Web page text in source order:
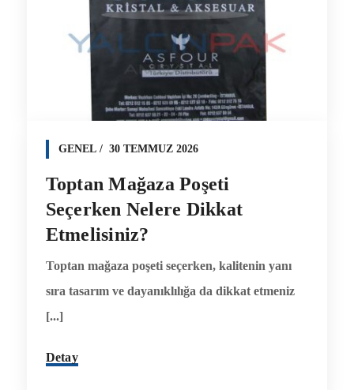
GENEL 30 TEMMUZ 2026
Toptan Mağaza Poşeti
Seçerken Nelere Dikkat
Etmelisiniz?
Toptan mağaza poşeti seçerken, kalitenin yanı
sıra tasarım ve dayanıklılığa da dikkat etmeniz
[...]
Detay